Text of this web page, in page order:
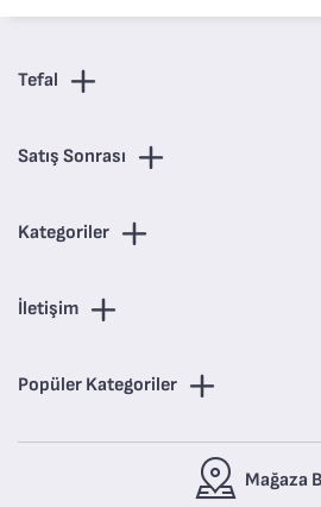
Tefal
Satış Sonrası
Kategoriler
İletişim
Popüler Kategoriler
Mağaza